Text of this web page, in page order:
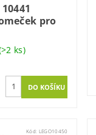
pro
ks)
Kód: LEGO10450